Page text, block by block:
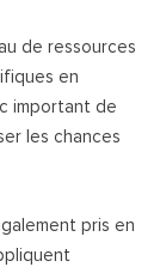
de ressources
en
important de
les chances
pris en